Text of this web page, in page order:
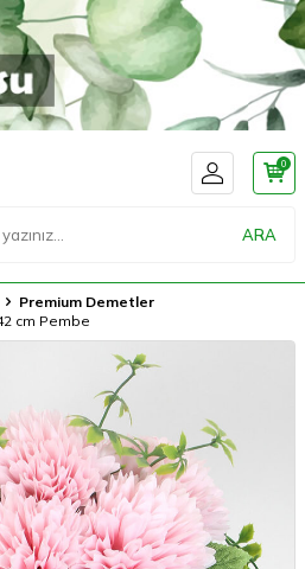
ARA
0
Premium Demetler
cm Pembe